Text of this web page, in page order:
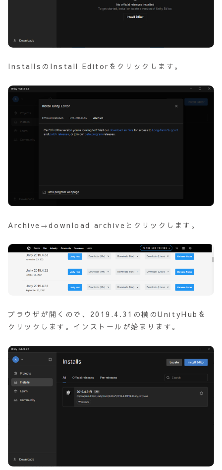
InstallsのInstall Editorをクリックします。
Archive→download archiveとクリックします。
ブラウザが開くので、2019.4.31の横のUnityHubを
クリックします。インストールが始まります。